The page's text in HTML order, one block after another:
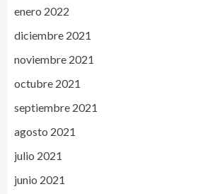
enero 2022
diciembre 2021
noviembre 2021
octubre 2021
septiembre 2021
agosto 2021
julio 2021
junio 2021